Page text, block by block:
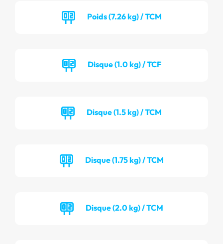
Poids (7.26 kg) / TCM
Disque (1.0 kg) / TCF
Disque (1.5 kg) / TCM
Disque (1.75 kg) / TCM
Disque (2.0 kg) / TCM